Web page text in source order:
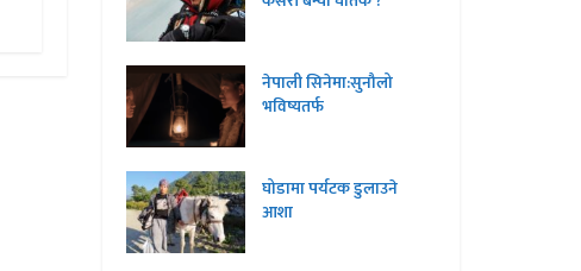
नेपाली सिनेमा:सुनौलो
भविष्यतर्फ
घोडामा पर्यटक डुलाउने
आशा